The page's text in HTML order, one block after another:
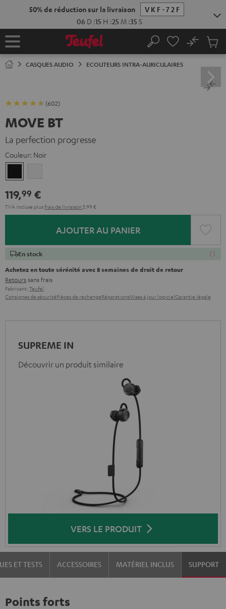
Page
Rechercher
No
panier
CASQUES AUDIO ECOUTEURS INTRA-AURICULAIRES
(602)
MOVE BT
La perfection progresse
Couleur: Noir
119,99 €
TVA incluse plusfrais de livraison 5,99 €
AJOUTER AU PANIER
En stock
Achetez en toute sérénité avec 8 semaines de droit de retour
Retourssans frais
Fabricant: Teufel
Consignes de sécuritéPièces de rechangeRéparationsMises à jour logicielGarantie légale
SUPREME IN
Découvrir un produit similaire
VERS LE PRODUIT
ET TESTS ACCESSOIRES MATÉRIEL INCLUS SUPPORT
Points forts